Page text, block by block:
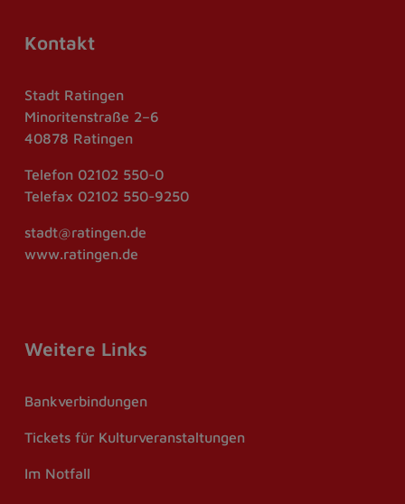
Kontakt
Stadt Ratingen
Minoritenstraße 2–6
40878 Ratingen
Telefon 02102 550-0
Telefax 02102 550-9250
stadt@ratingen.de
www.ratingen.de
Weitere Links
Bankverbindungen
Tickets für Kulturveranstaltungen
Im Notfall